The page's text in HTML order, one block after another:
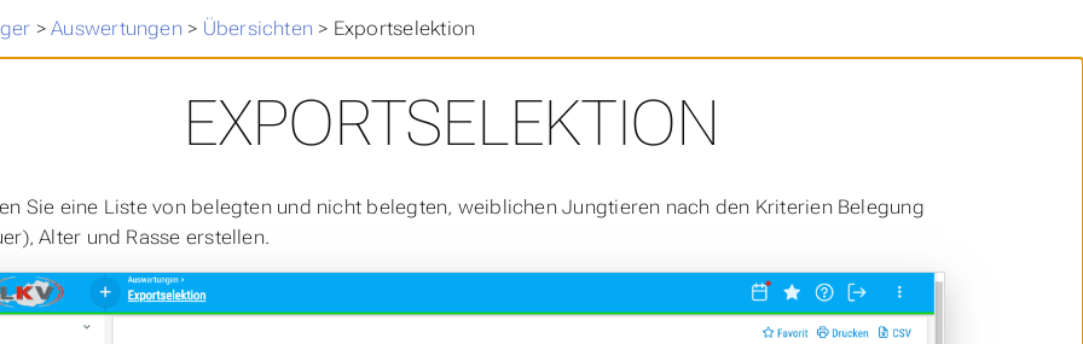
>Auswertungen > Übersichten > Exportselektion
EXPORTSELEKTION
Sie eine Liste von belegten und nicht belegten, weiblichen Jungtieren nach den Kriterien Belegung
Alter und Rasse erstellen.